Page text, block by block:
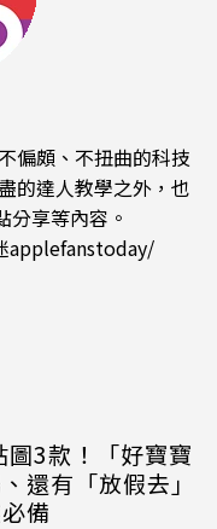
偏頗、不扭曲的科技
的達人教學之外，也
分享等內容。
圖3款！「好寶寶
還有「放假去」
備